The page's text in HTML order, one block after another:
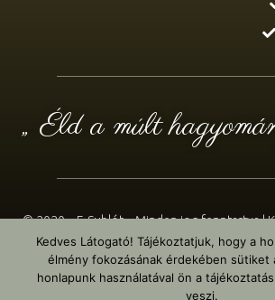
„ Éld a múlt
© 2020 – E-Sublót – Minden jog fenntartva |
Gábor e.v.– Design: WordPress &
Kedves Látogató! Tájékoztatjuk, hogy a
élmény fokozásának érdekében sütiket
honlapunk használatával ön a
veszi.